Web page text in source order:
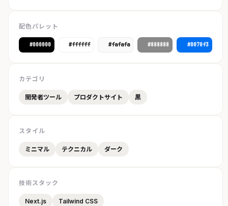
配色パレット
#000000 #ffffff #fafafa #888888 #0070f3
カテゴリ
開発者ツール プロダクトサイト 黒
スタイル
ミニマル テクニカル ダーク
技術スタック
Next.js Tailwind CSS